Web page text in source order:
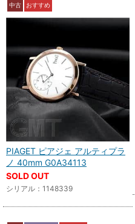
中古 おすすめ
PIAGET ピアジェ アルティプラ
ノ 40mm G0A34113
SOLD OUT
シリアル：1148339